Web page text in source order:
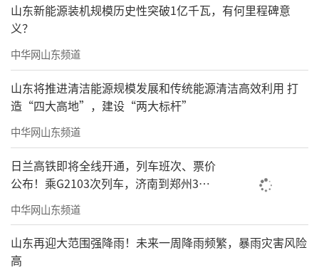
山东新能源装机规模历史性突破1亿千瓦，有何里程碑意
义？
中华网山东频道
山东将推进清洁能源规模发展和传统能源清洁高效利用 打
造“四大高地”，建设“两大标杆”
中华网山东频道
日兰高铁即将全线开通，列车班次、票价
公布！乘G2103次列车，济南到郑州3小
时到达
中华网山东频道
山东再迎大范围强降雨！未来一周降雨频繁，暴雨灾害风险
高